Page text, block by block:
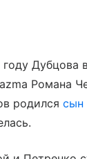
Дубцова
Романа
родилсясын